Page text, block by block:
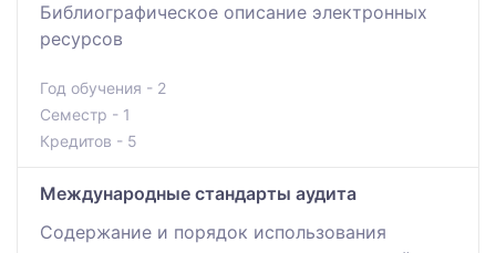
Библиографическое описание электронных
ресурсов
Год обучения - 2
Семестр - 1
Кредитов - 5
Международные стандарты аудита
Содержание и порядок использования